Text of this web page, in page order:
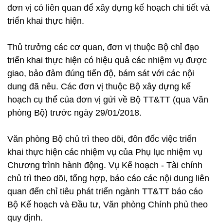
đơn vị có liên quan để xây dựng kế hoạch chi tiết và
triển khai thực hiện.
Thủ trưởng các cơ quan, đơn vị thuộc Bộ chỉ đạo
triển khai thực hiện có hiệu quả các nhiệm vụ được
giao, bảo đảm đúng tiến độ, bám sát với các nội
dung đã nêu. Các đơn vị thuộc Bộ xây dựng kế
hoạch cụ thể của đơn vị gửi về Bộ TT&TT (qua Văn
phòng Bộ) trước ngày 29/01/2018.
Văn phòng Bộ chủ trì theo dõi, đôn đốc việc triển
khai thực hiện các nhiệm vụ của Phụ lục nhiệm vụ
Chương trình hành động. Vụ Kế hoạch - Tài chính
chủ trì theo dõi, tổng hợp, báo cáo các nội dung liên
quan đến chỉ tiêu phát triển ngành TT&TT báo cáo
Bộ Kế hoạch và Đầu tư, Văn phòng Chính phủ theo
quy định.